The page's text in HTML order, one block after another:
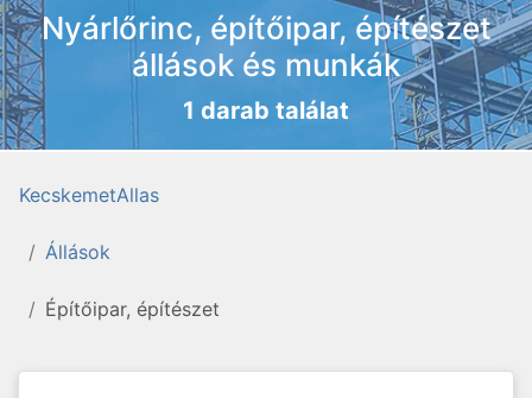
Nyárlőrinc, építőipar, építészet
állások és munkák
1 darab találat
KecskemetAllas
Állások
Építőipar, építészet